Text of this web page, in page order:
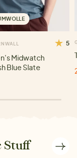
5
Midwatch
Blue Slate
Stuff